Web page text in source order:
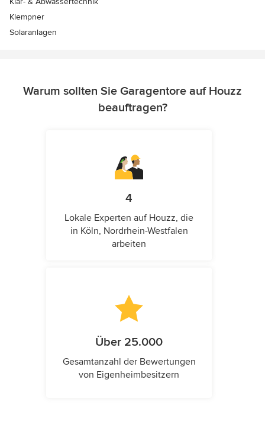
Klempner
Solaranlagen
Warum sollten Sie Garagentore auf Houzz
beauftragen?
4
Lokale Experten auf Houzz, die
in Köln, Nordrhein-Westfalen
arbeiten
Über 25.000
Gesamtanzahl der Bewertungen
von Eigenheimbesitzern